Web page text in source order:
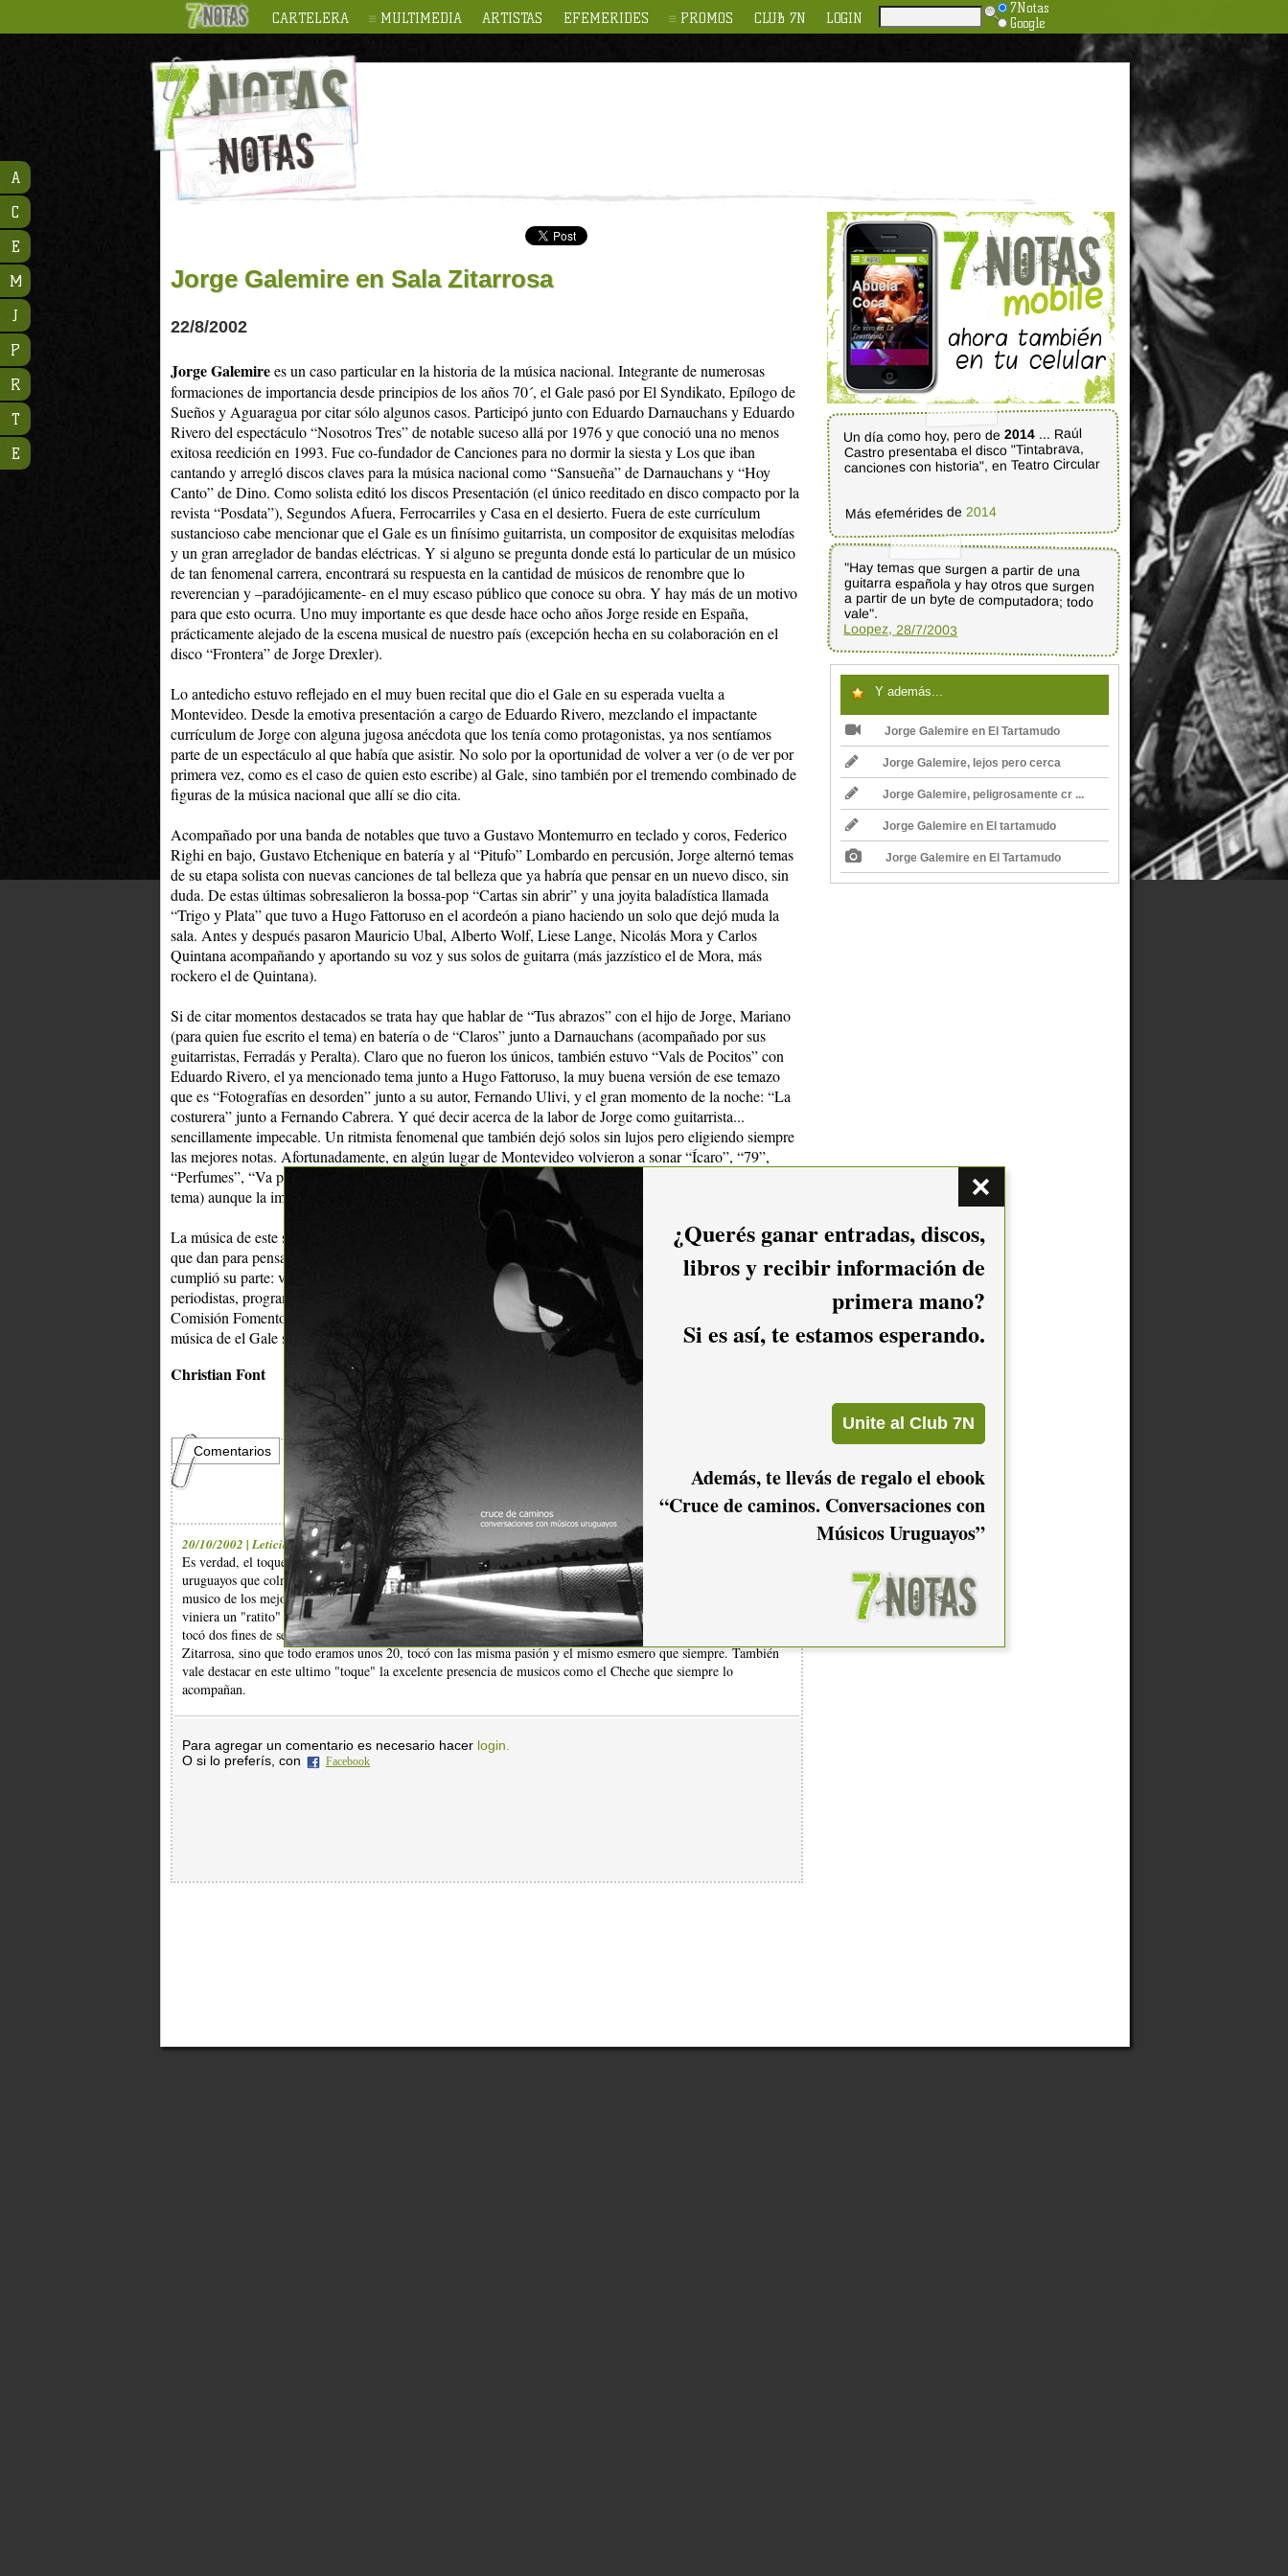
CARTELERA MULTIMEDIA ARTISTAS EFEMERIDES PROMOS CLUB 7N LOGIN
7Notas
Google
Jorge Galemire en Sala Zitarrosa
22/8/2002
Jorge Galemirees un caso particular en la historia de la música nacional. Integrante de numerosas
formaciones de importancia desde principios de los años 70´, el Gale pasó por El Syndikato, Epílogo de
Sueños y Aguaragua por citar sólo algunos casos. Participó junto con Eduardo Darnauchans y Eduardo
Rivero del espectáculo “Nosotros Tres” de notable suceso allá por 1976 y que conoció una no menos
exitosa reedición en 1993. Fue co-fundador de Canciones para no dormir la siesta y Los que iban
cantando y arregló discos claves para la música nacional como “Sansueña” de Darnauchans y “Hoy
Canto” de Dino. Como solista editó los discos Presentación (el único reeditado en disco compacto por la
revista “Posdata”), Segundos Afuera, Ferrocarriles y Casa en el desierto. Fuera de este currículum
sustancioso cabe mencionar que el Gale es un finísimo guitarrista, un compositor de exquisitas melodías
y un gran arreglador de bandas eléctricas. Y si alguno se pregunta donde está lo particular de un músico
de tan fenomenal carrera, encontrará su respuesta en la cantidad de músicos de renombre que lo
reverencian y –paradójicamente- en el muy escaso público que conoce su obra. Y hay más de un motivo
para que esto ocurra. Uno muy importante es que desde hace ocho años Jorge reside en España,
prácticamente alejado de la escena musical de nuestro país (excepción hecha en su colaboración en el
disco “Frontera” de Jorge Drexler).
Lo antedicho estuvo reflejado en el muy buen recital que dio el Gale en su esperada vuelta a
Montevideo. Desde la emotiva presentación a cargo de Eduardo Rivero, mezclando el impactante
currículum de Jorge con alguna jugosa anécdota que los tenía como protagonistas, ya nos sentíamos
parte de un espectáculo al que había que asistir. No solo por la oportunidad de volver a ver (o de ver por
primera vez, como es el caso de quien esto escribe) al Gale, sino también por el tremendo combinado de
figuras de la música nacional que allí se dio cita.
Acompañado por una banda de notables que tuvo a Gustavo Montemurro en teclado y coros, Federico
Righi en bajo, Gustavo Etchenique en batería y al “Pitufo” Lombardo en percusión, Jorge alternó temas
de su etapa solista con nuevas canciones de tal belleza que ya habría que pensar en un nuevo disco, sin
duda. De estas últimas sobresalieron la bossa-pop “Cartas sin abrir” y una joyita baladística llamada
“Trigo y Plata” que tuvo a Hugo Fattoruso en el acordeón a piano haciendo un solo que dejó muda la
sala. Antes y después pasaron Mauricio Ubal, Alberto Wolf, Liese Lange, Nicolás Mora y Carlos
Quintana acompañando y aportando su voz y sus solos de guitarra (más jazzístico el de Mora, más
rockero el de Quintana).
Si de citar momentos destacados se trata hay que hablar de “Tus abrazos” con el hijo de Jorge, Mariano
(para quien fue escrito el tema) en batería o de “Claros” junto a Darnauchans (acompañado por sus
guitarristas, Ferradás y Peralta). Claro que no fueron los únicos, también estuvo “Vals de Pocitos” con
Eduardo Rivero, el ya mencionado tema junto a Hugo Fattoruso, la muy buena versión de ese temazo
que es “Fotografías en desorden” junto a su autor, Fernando Ulivi, y el gran momento de la noche: “La
costurera” junto a Fernando Cabrera. Y qué decir acerca de la labor de Jorge como guitarrista...
sencillamente impecable. Un ritmista fenomenal que también dejó solos sin lujos pero eligiendo siempre
las mejores notas. Afortunadamente, en algún lugar de Montevideo volvieron a sonar “Ícaro”, “79”,
“Perfumes”, “Va pensando” y “Lana Turner” (otra joya: el solo de platillos de “Pitufo” Lombardo en este
tema) aunque la impronta de Jorge Galemire está presente en buena parte de la música nacional de hoy.
La música de este señor va viajando y deja impregnados sonidos al pasar. Sonidos que están vigentes y
que dan para pensar. Pensar, por ejemplo, que tenemos una asignatura pendiente con Galemire. Jorge
cumplió su parte: volvió y nos dejó una noche imborrable. Queda ahora en todos nosotros (público,
periodistas, programadores de radio, encargados de sellos discográficos, padres, madres y miembros de
Comisión Fomento) no dejar que estos sonidos se pierdan y así –por placer nomás- darle el lugar que la
música de el Gale se merece. Bienvenido Jorge, y volvé más seguido, a ver si un día aprobamos.
Christian Font
Comentarios
20/10/2002 | Leticia Mato
Es verdad, el toque de Gale fue simplemente brutal, y está de más decir que fue un despliegue de músicos
uruguayos que colmó las expectativias de todo aquel que estaba ahi sentado por primera vez o no, viendo a un
musico de los mejores. Aunque lamentablemente resolvió irse otra vez a España la verdad que hacía falta que
viniera un "ratito" para hacer recordar buena música. Yo tuve la oportunidad de verlo en un bar de "canuto" que
tocó dos fines de semana después y puedo decir de que a pesar de que ya no eramos 500 personas como en la
Zitarrosa, sino que todo eramos unos 20, tocó con las misma pasión y el mismo esmero que siempre. También
vale destacar en este ultimo "toque" la excelente presencia de musicos como el Cheche que siempre lo
acompañan.
Para agregar un comentario es necesario hacer login.
O si lo preferís, con
Facebook
Un día como hoy, pero de2014 ... Raúl
Castro presentaba el disco "Tintabrava,
canciones con historia", en Teatro Circular
Más efemérides de 2014
"Hay temas que surgen a partir de una
guitarra española y hay otros que surgen
a partir de un byte de computadora; todo
vale".
Loopez, 28/7/2003
Y además...
Jorge Galemire en El Tartamudo
Jorge Galemire, lejos pero cerca
Jorge Galemire, peligrosamente cr ...
Jorge Galemire en El tartamudo
Jorge Galemire en El Tartamudo
A
C
E
M
J
P
R
T
E
¿Querés ganar entradas, discos,
libros y recibir información de
primera mano?
Si es así, te estamos esperando.
Además, te llevás de regalo el ebook
“Cruce de caminos. Conversaciones con
Músicos Uruguayos”